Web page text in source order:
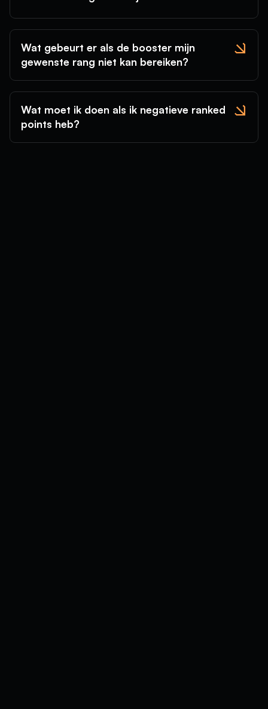
Wat gebeurt er als de booster mijn
gewenste rang niet kan bereiken?
Wat moet ik doen als ik negatieve ranked
points heb?